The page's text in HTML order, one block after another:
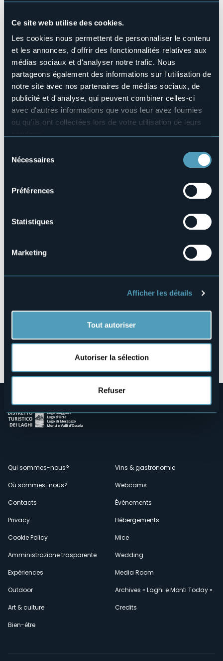
Ce site web utilise des cookies.
Les cookies nous permettent de personnaliser le contenu
et les annonces, d'offrir des fonctionnalités relatives aux
médias sociaux et d'analyser notre trafic. Nous
partageons également des informations sur l'utilisation de
notre site avec nos partenaires de médias sociaux, de
publicité et d'analyse, qui peuvent combiner celles-ci
avec d'autres informations que vous leur avez fournies
ou qu'ils ont collectées lors de votre utilisation de leurs
manière de les gérer et de les supprimer,
cliquez ici
Nécessaires
Préférences
Statistiques
Marketing
Afficher les détails
Tout autoriser
Autoriser la sélection
Refuser
Animaux acceptés
No
Nombres de chambres
Nombres de lits
21
E-mail
info@hotelmontoc.com
Site Internet
http://www.hotelmontoc.com
Codice CIR
Réserver
28838 - STRESA (VB)
Menù
secondario
Qui sommes-nous?
Où sommes-nous?
Contacts
Privacy
Cookie Policy
Amministrazione trasparente
Expériences
Outdoor
Art & culture
Bien-être
Vins & gastronomie
Webcams
Événements
Hébergements
Mice
Wedding
Media Room
Archives « Laghi e Monti Today »
Credits